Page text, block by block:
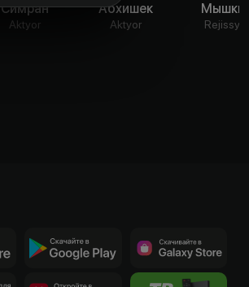
Симран
Aktyor
Абхишек
Aktyor Rejissyor